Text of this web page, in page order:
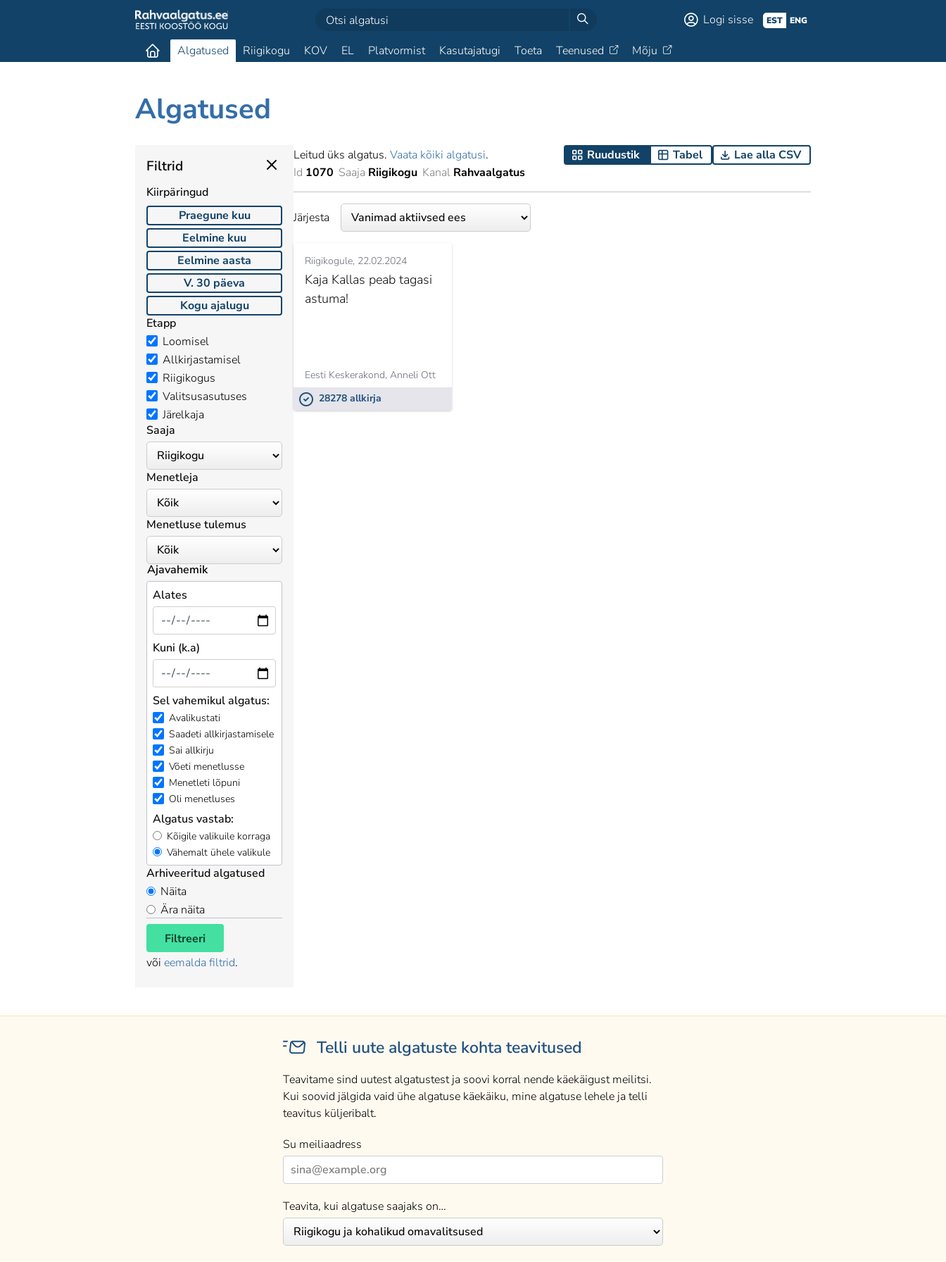
Logi sisse EST ENG
Algatused Riigikogu KOV EL Platvormist Kasutajatugi Toeta Teenused Mõju
Algatused
Filtrid
Kiirpäringud
Praegune kuu
Eelmine kuu
Eelmine aasta
V. 30 päeva
Kogu ajalugu
Etapp
Loomisel
Allkirjastamisel
Riigikogus
Valitsusasutuses
Järelkaja
Saaja
Menetleja
Menetluse tulemus
Ajavahemik
Alates
Kuni (k.a)
Sel vahemikul algatus:
Avalikustati
Saadeti allkirjastamisele
Sai allkirju
Võeti menetlusse
Menetleti lõpuni
Oli menetluses
Algatus vastab:
Kõigile valikuile korraga
Vähemalt ühele valikule
Arhiveeritud algatused
Näita
Ära näita
Filtreeri
või eemalda filtrid.
Leitud üks algatus. Vaata kõiki algatusi. Ruudustik Tabel
Lae alla CSV
Id 1070 Saaja Riigikogu Kanal Rahvaalgatus
Järjesta
Riigikogule 22.02.2024
Kaja Kallas peab tagasi
astuma!
Eesti Keskerakond, Anneli Ott
28278 allkirja
Telli uute algatuste kohta teavitused
Teavitame sind uutest algatustest ja soovi korral nende käekäigust meilitsi.
Kui soovid jälgida vaid ühe algatuse käekäiku, mine algatuse lehele ja telli
teavitus küljeribalt.
Su meiliaadress
Teavita, kui algatuse saajaks on…